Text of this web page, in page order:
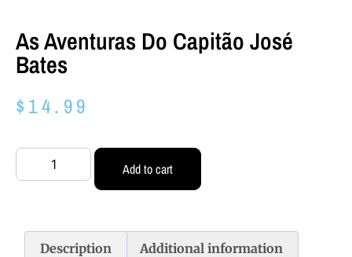
As Aventuras Do Capitão José
Bates
$ 14.99
Add to cart
Description Additional information